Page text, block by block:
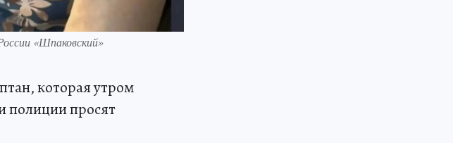
«Шпаковский»
которая утром
полиции просят